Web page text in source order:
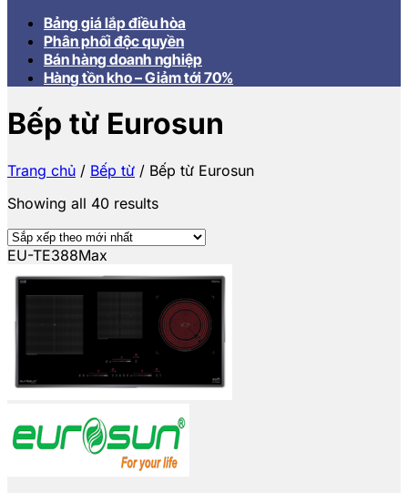
Bảng giá lắp điều hòa
Phân phối độc quyền
Bán hàng doanh nghiệp
Hàng tồn kho – Giảm tới 70%
Bếp từ Eurosun
Trang chủ / Bếp từ / Bếp từ Eurosun
Showing all 40 results
EU-TE388Max